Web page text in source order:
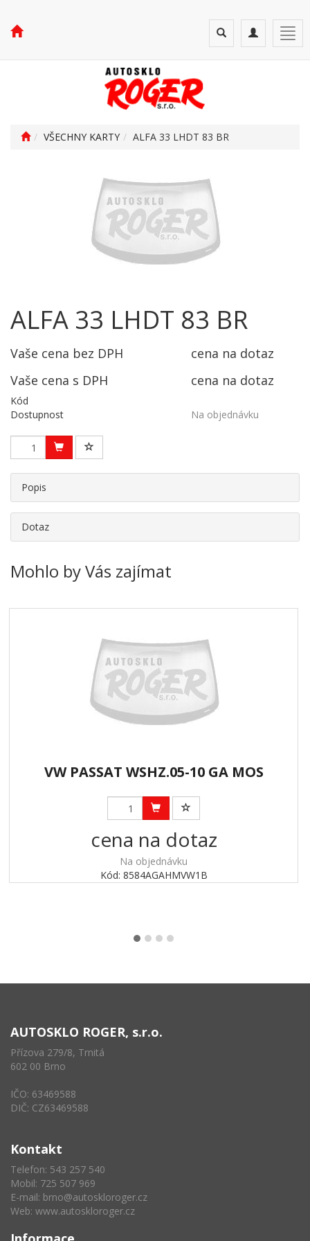
Toggle
navigation
Toggle
search
VŠECHNY KARTY ALFA 33 LHDT 83 BR
ALFA 33 LHDT 83 BR
Vaše cena bez DPH
cena na dotaz
Vaše cena s DPH
cena na dotaz
Kód
Dostupnost
Na objednávku
Popis
Dotaz
Mohlo by Vás zajímat
VW PASSAT WSHZ.05-10 GA MOS
cena na dotaz
Na objednávku
Kód: 8584AGAHMVW1B
AUTOSKLO ROGER, s.r.o.
Přízova 279/8, Trnitá
602 00 Brno
IČO: 63469588
DIČ: CZ63469588
Kontakt
Telefon: 543 257 540
Mobil: 725 507 969
E-mail: brno@autoskloroger.cz
Web: www.autoskloroger.cz